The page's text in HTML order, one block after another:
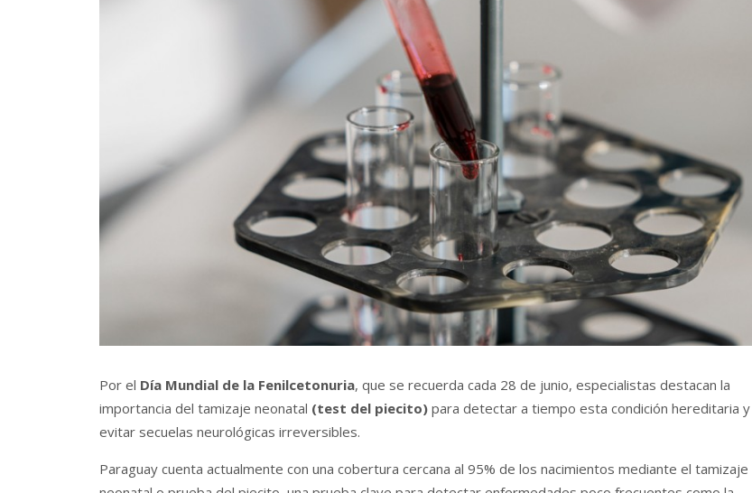
Por el Día Mundial de la Fenilcetonuria, que se recuerda cada 28 de junio, especialistas destacan la
importancia del tamizaje neonatal (test del piecito)para detectar a tiempo esta condición hereditaria y
evitar secuelas neurológicas irreversibles.
Paraguay cuenta actualmente con una cobertura cercana al 95% de los nacimientos mediante el tamizaje